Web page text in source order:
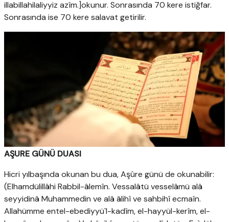
illabillahilaliyyiz azîm.]okunur. Sonrasında 70 kere istiğfar.
Sonrasında ise 70 kere salavat getirilir.
AŞURE GÜNÜ DUASI
Hicri yılbaşında okunan bu dua, Aşûre günü de okunabilir:
(Elhamdülillâhi Rabbil-âlemîn. Vessalâtü vesselâmü alâ
seyyidinâ Muhammedin ve alâ âlihî ve sahbihî ecmaîn.
Allahümme entel-ebediyyü`l-kadîm, el-hayyül-kerîm, el-